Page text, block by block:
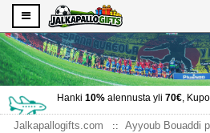
Hanki 10%alennusta yli 70€,
Jalkapallogifts.com Ayyoub Bouaddi